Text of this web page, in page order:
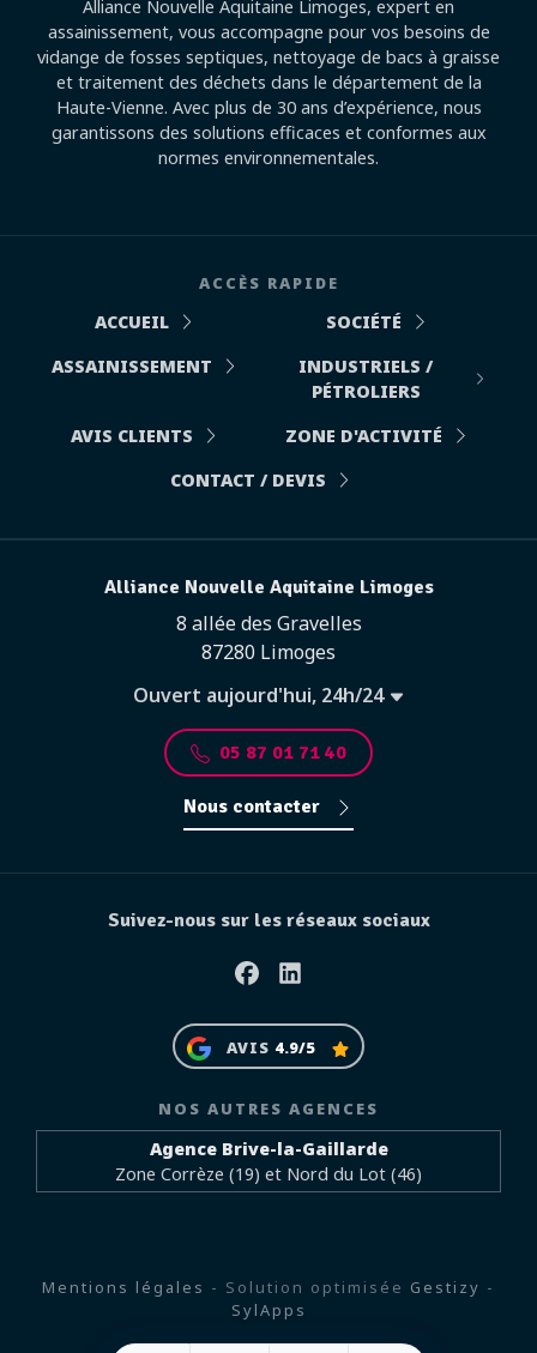
Alliance Nouvelle Aquitaine Limoges, expert en
assainissement, vous accompagne pour vos besoins de
vidange de fosses septiques, nettoyage de bacs à graisse
et traitement des déchets dans le département de la
Haute-Vienne. Avec plus de 30 ans d’expérience, nous
garantissons des solutions efficaces et conformes aux
normes environnementales.
ACCÈS RAPIDE
ACCUEIL
SOCIÉTÉ
ASSAINISSEMENT
INDUSTRIELS /
PÉTROLIERS
AVIS CLIENTS
ZONE D'ACTIVITÉ
CONTACT / DEVIS
Alliance Nouvelle Aquitaine Limoges
8 allée des Gravelles
87280 Limoges
Ouvert aujourd'hui, 24h/24
05 87 01 71 40
Nous contacter
Suivez-nous sur les réseaux sociaux
FacebookLinkedin
AVIS 4.9/5
NOS AUTRES AGENCES
Agence Brive-la-Gaillarde
Zone Corrèze (19) et Nord du Lot (46)
Mentions légales - Solution optimisée Gestizy -
SylApps